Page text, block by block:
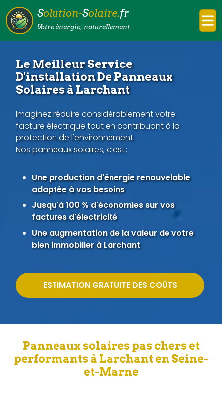
Solution-Solaire.fr
Votre énergie, naturellement.
Le Meilleur Service
D'installation De Panneaux
Solaires à Larchant
Imaginez réduire considérablement votre
facture électrique tout en contribuant à la
protection de l'environnement.
Nos panneaux solaires, c’est :
Une production d'énergie renouvelable
adaptée à vos besoins
Jusqu'à 100 % d'économies sur vos
factures d'électricité
Une augmentation de la valeur de votre
bien immobilier à Larchant
ESTIMATION GRATUITE DES COÛTS
Panneaux solaires pas chers et
performants à Larchant en Seine-
et-Marne